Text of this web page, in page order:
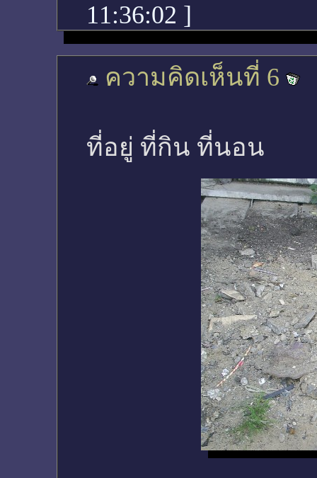
11:36:02 ]
ความคิดเห็นที่ 6
ที่อยู่ ที่กิน ที่นอน